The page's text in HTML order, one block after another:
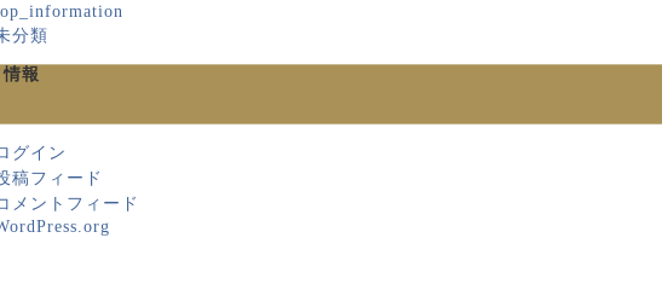
分類
報
グイン
稿フィード
メントフィード